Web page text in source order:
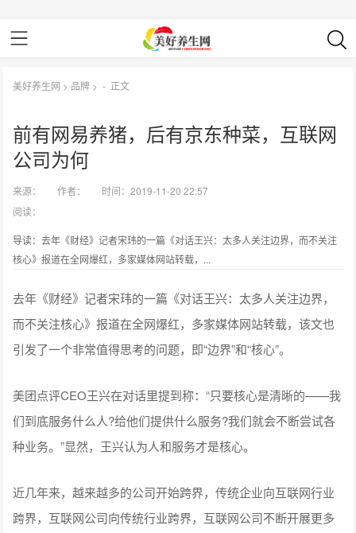
美好养生网 > 品牌 > - 正文
前有网易养猪，后有京东种菜，互联网
公司为何
来源： 作者：
时间：2019-11-20 22:57
阅读：
导读：去年《财经》记者宋玮的一篇《对话王兴：太多人关注边界，而不关注
核心》报道在全网爆红，多家媒体网站转载，...
去年《财经》记者宋玮的一篇《对话王兴：太多人关注边界，
而不关注核心》报道在全网爆红，多家媒体网站转载，该文也
引发了一个非常值得思考的问题，即“边界”和“核心”。
美团点评CEO王兴在对话里提到称：“只要核心是清晰的——我
们到底服务什么人?给他们提供什么服务?我们就会不断尝试各
种业务。”显然，王兴认为人和服务才是核心。
近几年来，越来越多的公司开始跨界，传统企业向互联网行业
跨界，互联网公司向传统行业跨界，互联网公司不断开展更多